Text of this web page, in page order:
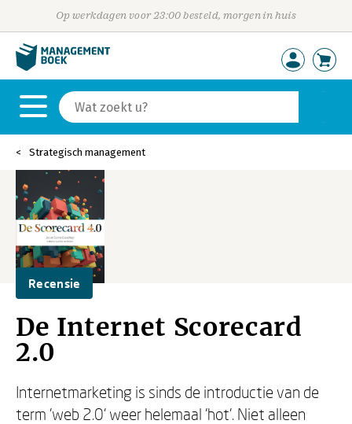
Op werkdagen voor 23:00 besteld, morgen in huis
Strategisch management
Recensie
De Internet Scorecard
2.0
Internetmarketing is sinds de introductie van de
term 'web 2.0' weer helemaal 'hot'. Niet alleen